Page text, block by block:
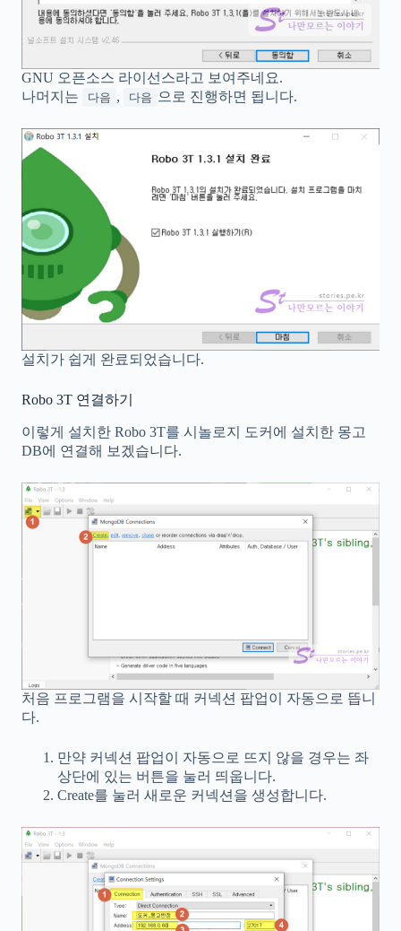
GNU 오픈소스 라이선스라고 보여주네요.
나머지는
다음 , 다음 으로 진행하면 됩니다.
설치가 쉽게 완료되었습니다.
Robo 3T 연결하기
이렇게 설치한 Robo 3T를 시놀로지 도커에 설치한 몽고
DB에 연결해 보겠습니다.
처음 프로그램을 시작할 때 커넥션 팝업이 자동으로 뜹니
다.
만약 커넥션 팝업이 자동으로 뜨지 않을 경우는 좌
상단에 있는 버튼을 눌러 띄웁니다.
Create를 눌러 새로운 커넥션을 생성합니다.